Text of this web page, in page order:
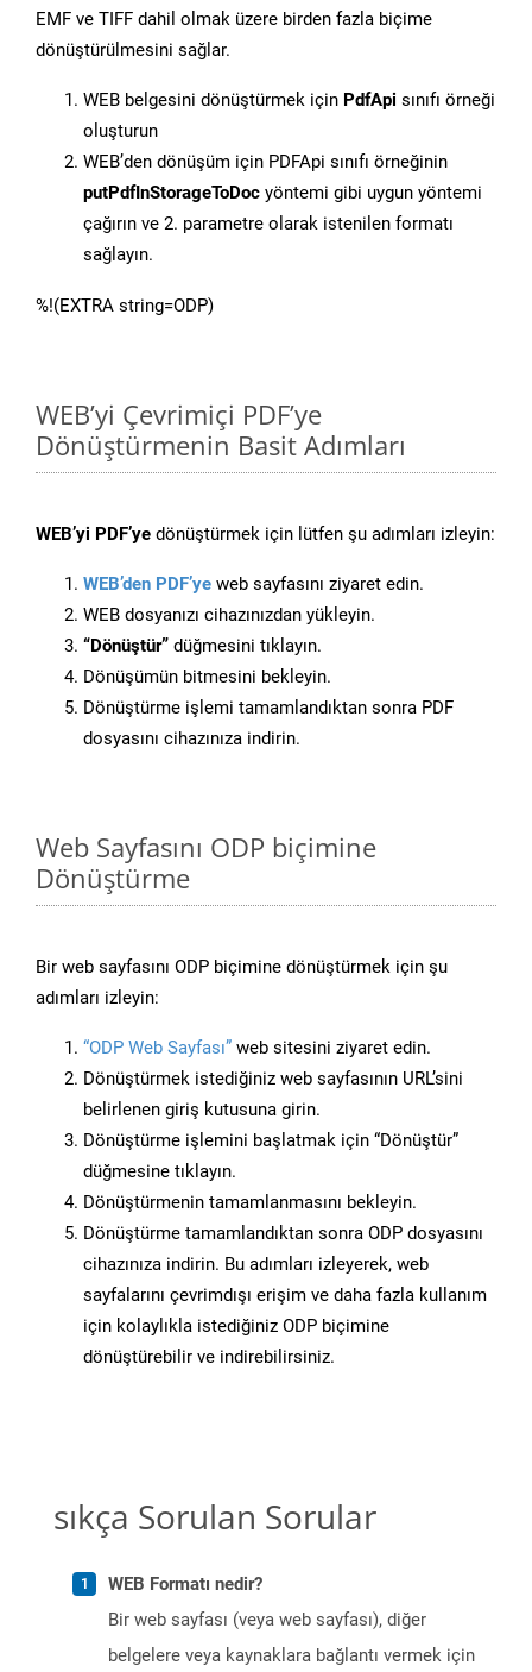
EMF ve TIFF dahil olmak üzere birden fazla biçime
dönüştürülmesini sağlar.
WEB belgesini dönüştürmek için PdfApi sınıfı örneği
oluşturun
WEB’den dönüşüm için PDFApi sınıfı örneğinin
putPdfInStorageToDoc yöntemi gibi uygun yöntemi
çağırın ve 2. parametre olarak istenilen formatı
sağlayın.
%!(EXTRA string=ODP)
WEB’yi Çevrimiçi PDF’ye
Dönüştürmenin Basit Adımları
WEB’yi PDF’ye dönüştürmek için lütfen şu adımları izleyin:
WEB’den PDF’ye web sayfasını ziyaret edin.
WEB dosyanızı cihazınızdan yükleyin.
“Dönüştür” düğmesini tıklayın.
Dönüşümün bitmesini bekleyin.
Dönüştürme işlemi tamamlandıktan sonra PDF
dosyasını cihazınıza indirin.
Web Sayfasını ODP biçimine
Dönüştürme
Bir web sayfasını ODP biçimine dönüştürmek için şu
adımları izleyin:
“ODP Web Sayfası” web sitesini ziyaret edin.
Dönüştürmek istediğiniz web sayfasının URL’sini
belirlenen giriş kutusuna girin.
Dönüştürme işlemini başlatmak için “Dönüştür”
düğmesine tıklayın.
Dönüştürmenin tamamlanmasını bekleyin.
Dönüştürme tamamlandıktan sonra ODP dosyasını
cihazınıza indirin. Bu adımları izleyerek, web
sayfalarını çevrimdışı erişim ve daha fazla kullanım
için kolaylıkla istediğiniz ODP biçimine
dönüştürebilir ve indirebilirsiniz.
sıkça Sorulan Sorular
WEB Formatı nedir?
Bir web sayfası (veya web sayfası), diğer
belgelere veya kaynaklara bağlantı vermek için